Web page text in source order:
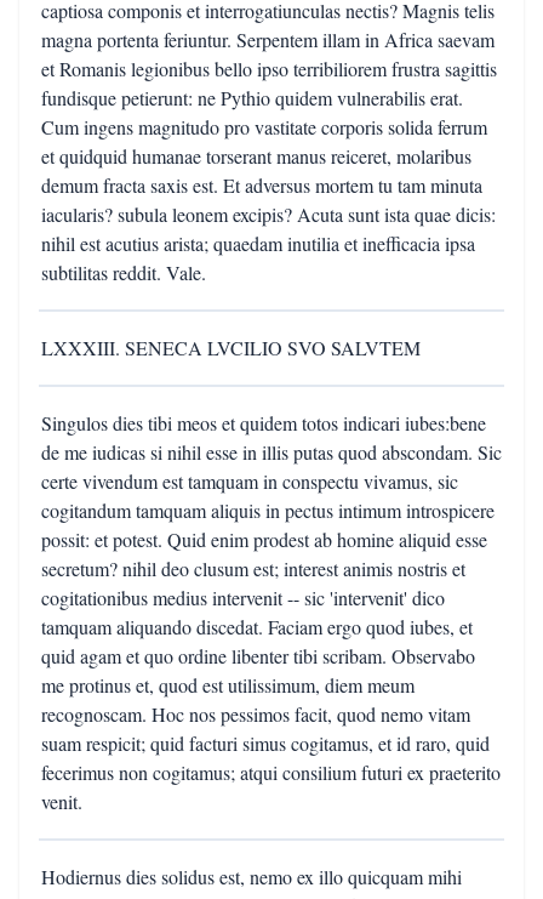
captiosa componis et interrogatiunculas nectis? Magnis telis
magna portenta feriuntur. Serpentem illam in Africa saevam
et Romanis legionibus bello ipso terribiliorem frustra sagittis
fundisque petierunt: ne Pythio quidem vulnerabilis erat.
Cum ingens magnitudo pro vastitate corporis solida ferrum
et quidquid humanae torserant manus reiceret, molaribus
demum fracta saxis est. Et adversus mortem tu tam minuta
iacularis? subula leonem excipis? Acuta sunt ista quae dicis:
nihil est acutius arista; quaedam inutilia et inefficacia ipsa
subtilitas reddit. Vale.
LXXXIII. SENECA LVCILIO SVO SALVTEM
Singulos dies tibi meos et quidem totos indicari iubes:bene
de me iudicas si nihil esse in illis putas quod abscondam. Sic
certe vivendum est tamquam in conspectu vivamus, sic
cogitandum tamquam aliquis in pectus intimum introspicere
possit: et potest. Quid enim prodest ab homine aliquid esse
secretum? nihil deo clusum est; interest animis nostris et
cogitationibus medius intervenit -- sic 'intervenit' dico
tamquam aliquando discedat. Faciam ergo quod iubes, et
quid agam et quo ordine libenter tibi scribam. Observabo
me protinus et, quod est utilissimum, diem meum
recognoscam. Hoc nos pessimos facit, quod nemo vitam
suam respicit; quid facturi simus cogitamus, et id raro, quid
fecerimus non cogitamus; atqui consilium futuri ex praeterito
venit.
Hodiernus dies solidus est, nemo ex illo quicquam mihi